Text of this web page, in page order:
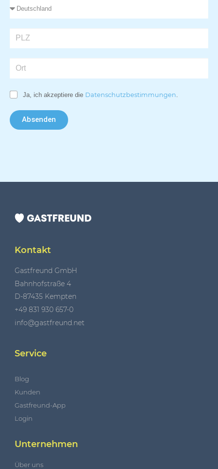
Ja, ich akzeptiere die Datenschutzbestimmungen
Absenden
Kontakt
Gastfreund GmbH
Bahnhofstraße 4
D-87435 Kempten
+49 831 930 657-0
info@gastfreund.net
Service
Blog
Kunden
Gastfreund-App
Login
Unternehmen
Über uns